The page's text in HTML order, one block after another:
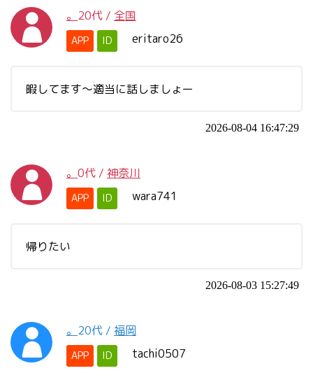
。 20代 / 全国
APP ID eritaro26
暇してます〜適当に話しましょー
2026-08-04 16:47:29
。 0代 / 神奈川
APP ID wara741
帰りたい
2026-08-03 15:27:49
。 20代 / 福岡
APP ID tachi0507